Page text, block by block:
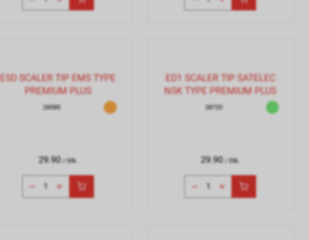
E5D SCALER TIP EMS TYPE
PREMIUM PLUS
28585
29.90 / Stk.
ED1 SCALER TIP SATELEC
NSK TYPE PREMIUM PLUS
28720
29.90 / Stk.